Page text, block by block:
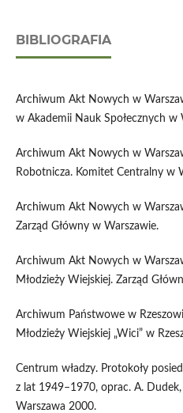
BIBLIOGRAFIA
Archiwum Akt Nowych w
w Akademii Nauk Społecznych w
Archiwum Akt Nowych w
Robotnicza. Komitet Centralny w
Archiwum Akt Nowych w
Zarząd Główny w Warszawie.
Archiwum Akt Nowych w
Młodzieży Wiejskiej. Zarząd
Archiwum Państwowe w
Młodzieży Wiejskiej „Wici” w
Centrum władzy. Protokoły
z lat 1949–1970, oprac. A. Dudek,
Warszawa 2000.